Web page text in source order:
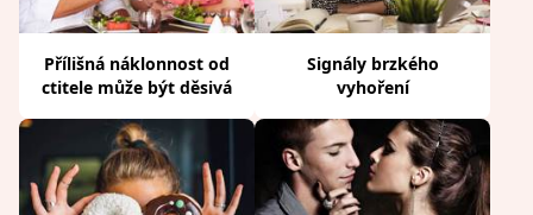
Přílišná náklonnost od
ctitele může být děsivá
Signály brzkého
vyhoření